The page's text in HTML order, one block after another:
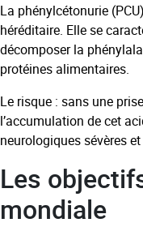
La phénylcétonurie
héréditaire. Elle se
décomposer la
protéines alimentaires.
Le risque : sans une
l’accumulation de cet
neurologiques sévères
Les
mondiale